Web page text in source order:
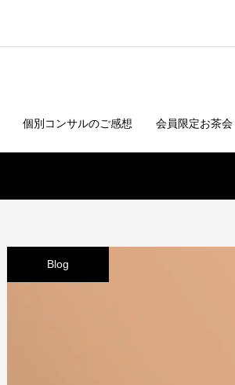
個別コンサルのご感想 会員限定お茶会
Blog